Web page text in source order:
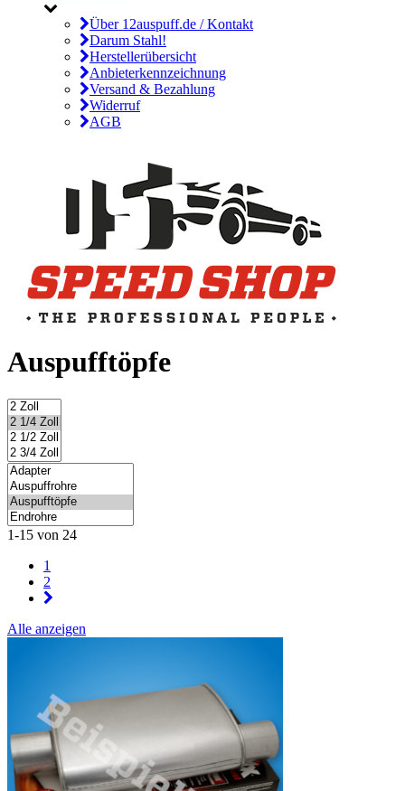
Über 12auspuff.de / Kontakt
Darum Stahl!
Herstellerübersicht
Anbieterkennzeichnung
Versand & Bezahlung
Widerruf
AGB
Auspufftöpfe
1-15 von 24
1
2
Alle anzeigen